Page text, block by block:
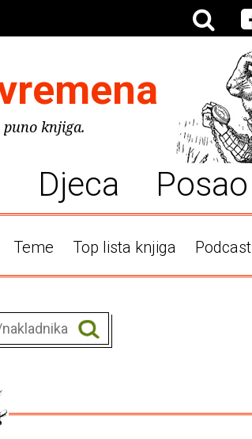
puno knjiga.
Djeca Posao
Teme Top lista knjiga Podcast